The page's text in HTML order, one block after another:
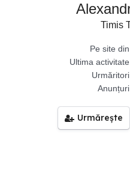
Timis
Pe site din
Ultima activitate
Urmăritori
Anunțuri
Urmărește